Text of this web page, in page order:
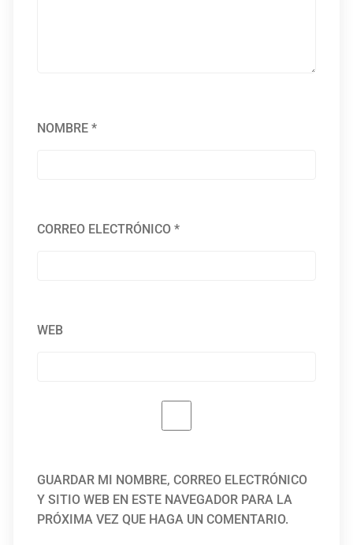
NOMBRE*
CORREO ELECTRÓNICO*
WEB
GUARDAR MI NOMBRE, CORREO ELECTRÓNICO
Y SITIO WEB EN ESTE NAVEGADOR PARA LA
PRÓXIMA VEZ QUE HAGA UN COMENTARIO.